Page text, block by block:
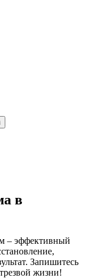
в
– эффективный
Запишитесь
жизни!